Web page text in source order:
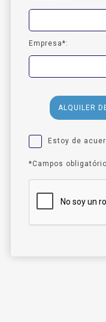
Empresa*:
ALQUILER
Estoy de
*Campos